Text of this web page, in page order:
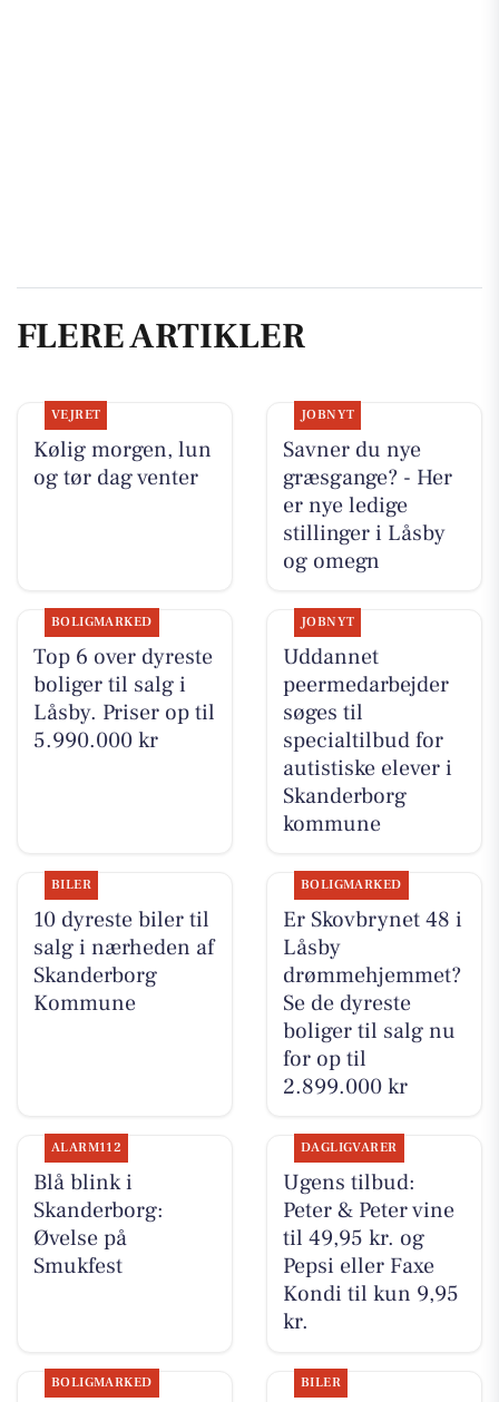
FLERE ARTIKLER
VEJRET
Kølig morgen, lun
og tør dag venter
JOBNYT
Savner du nye
græsgange? - Her
er nye ledige
stillinger i Låsby
og omegn
BOLIGMARKED
Top 6 over dyreste
boliger til salg i
Låsby. Priser op til
5.990.000 kr
JOBNYT
Uddannet
peermedarbejder
søges til
specialtilbud for
autistiske elever i
Skanderborg
kommune
BILER
10 dyreste biler til
salg i nærheden af
Skanderborg
Kommune
BOLIGMARKED
Er Skovbrynet 48 i
Låsby
drømmehjemmet?
Se de dyreste
boliger til salg nu
for op til
2.899.000 kr
ALARM112
Blå blink i
Skanderborg:
Øvelse på
Smukfest
DAGLIGVARER
Ugens tilbud:
Peter & Peter vine
til 49,95 kr. og
Pepsi eller Faxe
Kondi til kun 9,95
kr.
BOLIGMARKED BILER